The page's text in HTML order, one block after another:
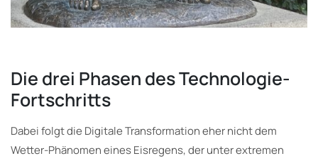
Die drei Phasen des Technologie-
Fortschritts
Dabei folgt die Digitale Transformation eher nicht dem
Wetter-Phänomen eines Eisregens, der unter extremen